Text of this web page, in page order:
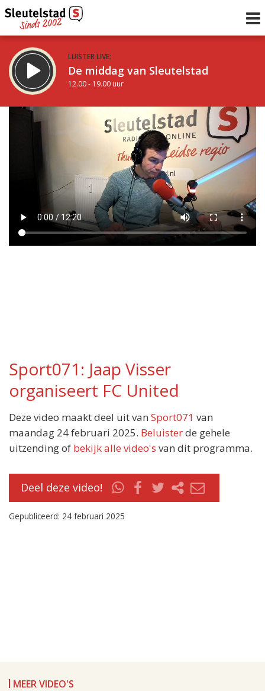
LUISTER LIVE:
De middag van Sleutelstad
12.00 - 19.00 uur
STRAKS:
De avond van Sleutelstad
19.00 - 22.00 uur
Vorig uur
uur 1 van 0 Volgend uur
Sport071: Jaap Visser
organiseert FC United
Deze video maakt deel uit van Sport071 van
maandag 24 februari 2025. Beluisterde gehele
uitzending of bekijk alle video's van dit programma.
Deel deze video!
Gepubliceerd: 24 februari 2025
MEER VIDEO'S